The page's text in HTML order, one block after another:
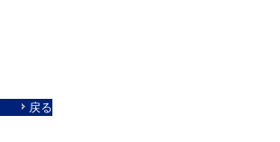
戻る